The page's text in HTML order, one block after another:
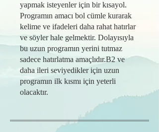
yapmak isteyenler için bir kısayol.
Programın amacı bol cümle kurarak
kelime ve ifadeleri daha rahat hatırlar
ve söyler hale gelmektir. Dolayısıyla
bu uzun programın yerini tutmaz
sadece hatırlatma amaçlıdır.B2 ve
daha ileri seviyedikler için uzun
programın ilk kısmı için yeterli
olacaktır.